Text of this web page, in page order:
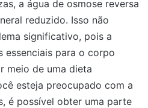
a água de osmose reversa
reduzido. Isso não
significativo, pois a
essenciais para o corpo
meio de uma dieta
esteja preocupado com a
é possível obter uma parte